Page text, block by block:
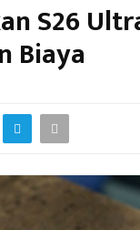
S26
Biaya